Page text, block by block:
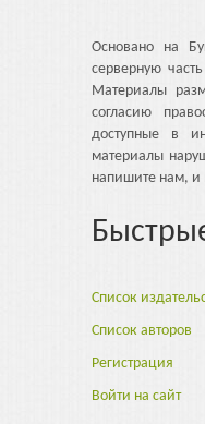
Основано на
серверную
Материалы
согласию
доступные в
материалы
напишите нам, и
Список
Список авторов
Регистрация
Войти на сайт